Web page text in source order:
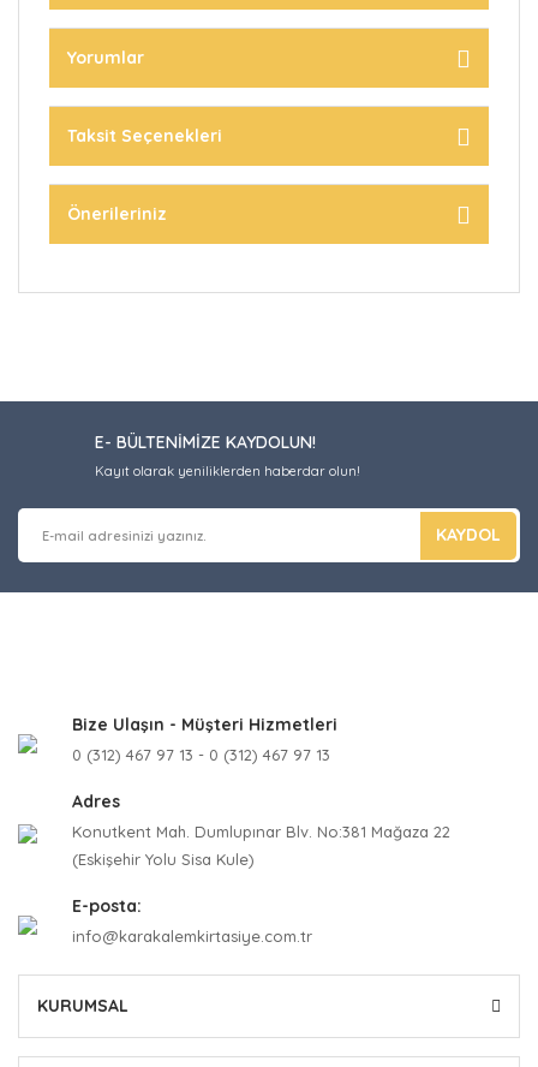
Yorumlar
Taksit Seçenekleri
Önerileriniz
E- BÜLTENİMİZE KAYDOLUN!
Kayıt olarak yeniliklerden haberdar olun!
KAYDOL
Bize Ulaşın - Müşteri Hizmetleri
0 (312) 467 97 13 - 0 (312) 467 97 13
Adres
Konutkent Mah. Dumlupınar Blv. No:381 Mağaza 22
(Eskişehir Yolu Sisa Kule)
E-posta:
info@karakalemkirtasiye.com.tr
KURUMSAL